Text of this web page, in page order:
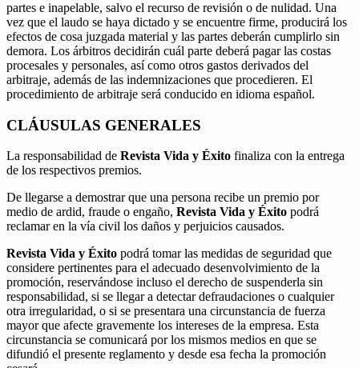
partes e inapelable, salvo el recurso de revisión o de nulidad. Una
vez que el laudo se haya dictado y se encuentre firme, producirá los
efectos de cosa juzgada material y las partes deberán cumplirlo sin
demora. Los árbitros decidirán cuál parte deberá pagar las costas
procesales y personales, así como otros gastos derivados del
arbitraje, además de las indemnizaciones que procedieren. El
procedimiento de arbitraje será conducido en idioma español.
CLÁUSULAS GENERALES
La responsabilidad de Revista Vida y Éxito finaliza con la entrega
de los respectivos premios.
De llegarse a demostrar que una persona recibe un premio por
medio de ardid, fraude o engaño, Revista Vida y Éxito podrá
reclamar en la vía civil los daños y perjuicios causados.
Revista Vida y Éxito podrá tomar las medidas de seguridad que
considere pertinentes para el adecuado desenvolvimiento de la
promoción, reservándose incluso el derecho de suspenderla sin
responsabilidad, si se llegar a detectar defraudaciones o cualquier
otra irregularidad, o si se presentara una circunstancia de fuerza
mayor que afecte gravemente los intereses de la empresa. Esta
circunstancia se comunicará por los mismos medios en que se
difundió el presente reglamento y desde esa fecha la promoción